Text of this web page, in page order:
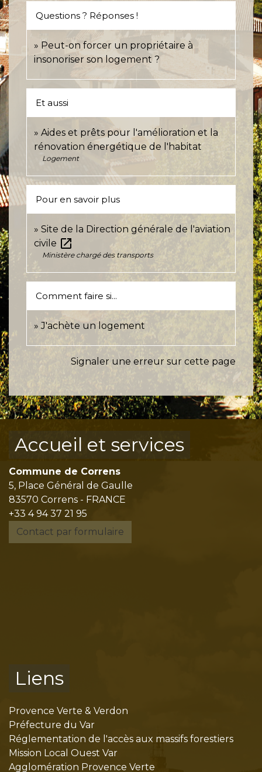
Questions ? Réponses !
Peut-on forcer un propriétaire à
insonoriser son logement ?
Et aussi
Aides et prêts pour l'amélioration et la
rénovation énergétique de l'habitat
Logement
Pour en savoir plus
Site de la Direction générale de l'aviation
civile open_in_new
Ministère chargé des transports
Comment faire si...
J'achète un logement
Signaler une erreur sur cette page
Accueil et services
Commune de Correns
5, Place Général de Gaulle
83570 Correns - FRANCE
+33 4 94 37 21 95
Contact par formulaire
Liens
Provence Verte & Verdon
Préfecture du Var
Réglementation de l'accès aux massifs forestiers
Mission Local Ouest Var
Agglomération Provence Verte